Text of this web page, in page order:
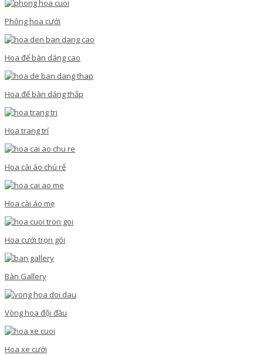
Phông hoa cưới
Hoa để bàn dáng cao
Hoa để bàn dáng thấp
Hoa trang trí
Hoa cài áo chú rể
Hoa cài áo mẹ
Hoa cưới trọn gói
Bàn Gallery
Vòng hoa đội đầu
Hoa xe cưới